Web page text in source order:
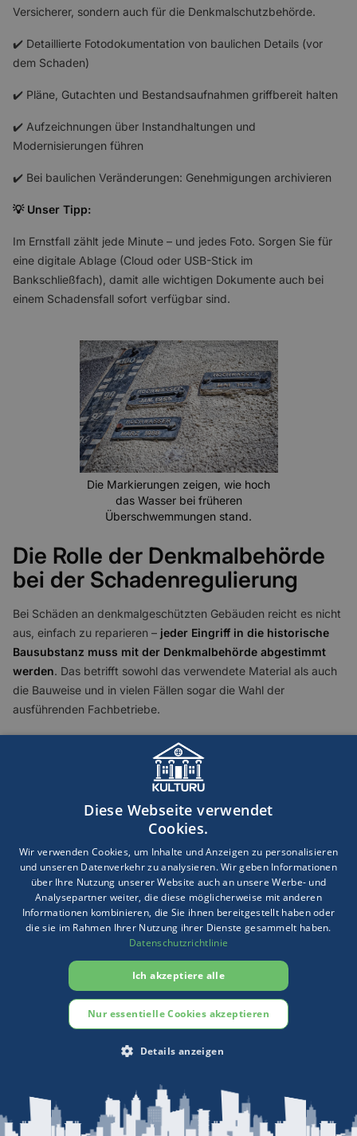
Versicherer, sondern auch für die Denkmalschutzbehörde.
✔️ Detaillierte Fotodokumentation von baulichen Details (vor
dem Schaden)
✔️ Pläne, Gutachten und Bestandsaufnahmen griffbereit halten
✔️ Aufzeichnungen über Instandhaltungen und
Modernisierungen führen
✔️ Bei baulichen Veränderungen: Genehmigungen archivieren
💡 Unser Tipp:
Im Ernstfall zählt jede Minute – und jedes Foto. Sorgen Sie für
eine digitale Ablage (Cloud oder USB-Stick im
Bankschließfach), damit alle wichtigen Dokumente auch bei
einem Schadensfall sofort verfügbar sind.
Die Markierungen zeigen, wie hoch
das Wasser bei früheren
Überschwemmungen stand.
Die Rolle der Denkmalbehörde
bei der Schadenregulierung
Bei Schäden an denkmalgeschützten Gebäuden reicht es nicht
aus, einfach zu reparieren – jeder Eingriff in die historische
Bausubstanz muss mit der Denkmalbehörde abgestimmt
werden. Das betrifft sowohl das verwendete Material als auch
die Bauweise und in vielen Fällen sogar die Wahl der
ausführenden Fachbetriebe.
Was Eigentümer wissen sollten:
: Schon kleinste Maßnahmen – etwa
✔️Verzögerungen möglich: Die Abstimmung mit der
Denkmalbehörde kann mehrere Wochen dauern, besonders bei
umfangreichen Schäden.
Dokumentationspflichten
: Viele Versicherer verlangen eine
genaue Dokumentation der behördlichen Vorgaben und
Freigaben, um die Schadenhöhe korrekt einzuschätzen.
Einfluss auf die Versicherung: Wenn Auflagen der
Denkmalbehörde den Schadenaufwand erhöhen (z. B.
handgestrichene Ziegel statt industrieller Ersatz),müssen
diese Mehrkosten im Vertrag mitversichert sein
Unser Tipp
: Stimmen Sie im Schadensfall frühzeitig alle
Maßnahmen mit der Behörde und dem Versicherer ab und
Diese Webseite verwendet
Cookies.
Wir verwenden Cookies, um Inhalte und Anzeigen zu personalisieren
und unseren Datenverkehr zu analysieren. Wir geben Informationen
über Ihre Nutzung unserer Website auch an unsere Werbe- und
Analysepartner weiter, die diese möglicherweise mit anderen
Informationen kombinieren, die Sie ihnen bereitgestellt haben oder
die sie im Rahmen Ihrer Nutzung ihrer Dienste gesammelt haben.
Datenschutzrichtlinie
Ich akzeptiere alle
Nur essentielle Cookies akzeptieren
Details anzeigen
UNBEDINGT ERFORDERLICH
TARGETING FUNKTIONALITÄT